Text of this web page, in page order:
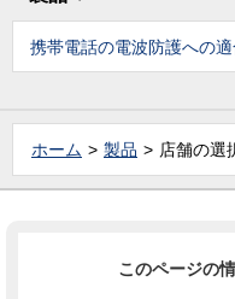
携帯電話の電波防護への
ホーム 製品 店舗の選
このページの